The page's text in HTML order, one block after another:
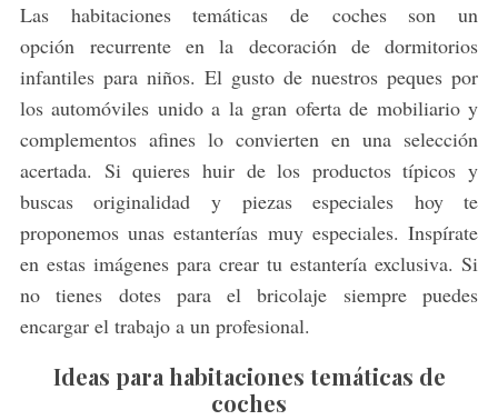
Las habitaciones temáticas de coches son un
opción recurrente en la decoración de dormitorios
infantiles para niños. El gusto de nuestros peques por
los automóviles unido a la gran oferta de mobiliario y
complementos afines lo convierten en una selección
acertada. Si quieres huir de los productos típicos y
buscas originalidad y piezas especiales hoy te
proponemos unas estanterías muy especiales. Inspírate
en estas imágenes para crear tu estantería exclusiva. Si
no tienes dotes para el bricolaje siempre puedes
encargar el trabajo a un profesional.
Ideas para habitaciones temáticas de
coches